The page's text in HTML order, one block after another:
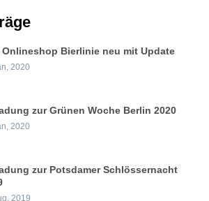
Onlineshop Bierlinie neu mit Update
2020
zur Grünen Woche Berlin 2020
2020
zur Potsdamer Schlössernacht
2019